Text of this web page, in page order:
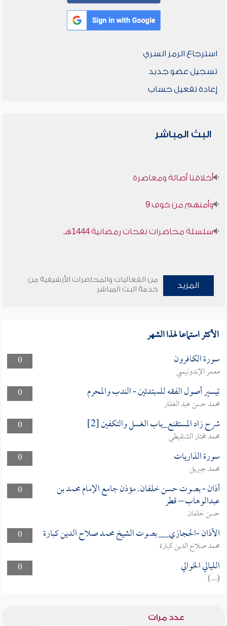
استرجاع الرمز السري
تسجيل عضو جديد
إعادة تفعيل حساب
البث المباشر
أخلاقنا أصالة ومعاصرة
وأمنهم من خوف 9
سلسلة محاضرات نفحات رمضانية 1444هـ
المزيد
من الفعاليات والمحاضرات الأرشيفية من
خدمة البث المباشر
الأكثر استماعا لهذا الشهر
0 سورة الكافرون
معمر الإندونيسي
0
تيسير أصول الفقه للمبتدئين - الندب والمحرم
محمد حسن عبد الغفار
0
شرح زاد المستقنع_باب الغسل والتكفين [2]
محمد مختار الشنقيطي
0
سورة الذاريات
محمد جبريل
0
أذان - بصوت حسن خلفان. مؤذن جامع الإمام محمد بن
عبدالوهاب – قطر
حسن خلفان
0
الأذان -الحجازي__ بصوت الشيخ محمد صلاح الدين كبارة
محمد صلاح الدين كبارة
0
الليالي الخوالي
(...)
عدد مرات